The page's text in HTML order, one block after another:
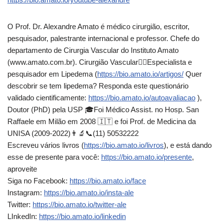
O Prof. Dr. Alexandre Amato é médico cirurgião, escritor,
pesquisador, palestrante internacional e professor. Chefe do
departamento de Cirurgia Vascular do Instituto Amato
(www.amato.com.br). Cirurgião Vascular👨‍⚕Especialista e
pesquisador em Lipedema (https://bio.amato.io/artigos/ Quer
descobrir se tem lipedema? Responda este questionário
validado cientificamente: https://bio.amato.io/autoavaliacao ),
Doutor (PhD) pela USP 🎓Foi Médico Assist. no Hosp. San
Raffaele em Milão em 2008 🇮🇹 e foi Prof. de Medicina da
UNISA (2009-2022)👨‍🔬📞(11) 50532222
Escreveu vários livros (https://bio.amato.io/livros), e está dando
esse de presente para você: https://bio.amato.io/presente,
aproveite
Siga no Facebook: https://bio.amato.io/face
Instagram: https://bio.amato.io/insta-ale
Twitter: https://bio.amato.io/twitter-ale
LInkedIn: https://bio.amato.io/linkedin